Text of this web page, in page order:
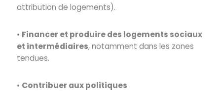
attribution de logements).
• Financer et produire des logements sociaux
et intermédiaires, notamment dans les zones
tendues.
• Contribuer aux politiques